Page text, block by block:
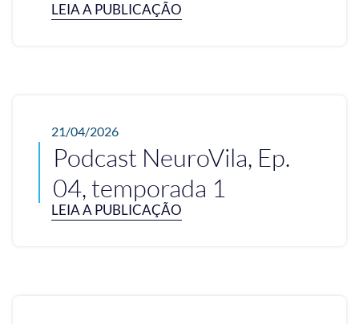
LEIA A PUBLICAÇÃO
21/04/2026
Podcast NeuroVila, Ep.
04, temporada 1
LEIA A PUBLICAÇÃO